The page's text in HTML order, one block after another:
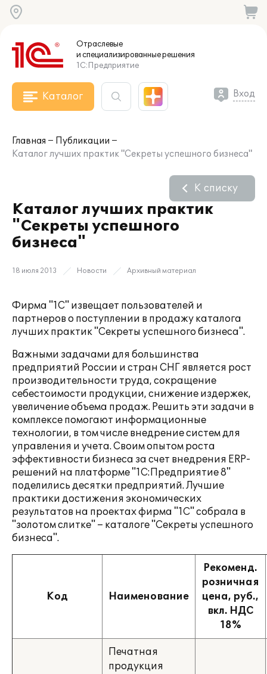
Отраслевые
и специализированныерешения
1С:Предприятие
Каталог Вход
Главная
Публикации
Каталог лучших практик "Секреты успешного бизнеса"
Каталог лучших практик
"Секреты успешного
бизнеса"
К списку
18 июля 2013 Новости Архивный материал
Фирма "1С" извещает пользователей и
партнеров о поступлении в продажу каталога
лучших практик "Секреты успешного бизнеса".
Важными задачами для большинства
предприятий России и стран СНГ является рост
производительности труда, сокращение
себестоимости продукции, снижение издержек,
увеличение объема продаж. Решить эти задачи в
комплексе помогают информационные
технологии, в том числе внедрение систем для
управления и учета. Своим опытом роста
эффективности бизнеса за счет внедрения ERP-
решений на платформе "1С:Предприятие 8"
поделились десятки предприятий. Лучшие
практики достижения экономических
результатов на проектах фирма "1С" собрала в
"золотом слитке" – каталоге "Секреты успешного
бизнеса".
Код Наименование
Рекоменд.
розничная
цена, руб.,
вкл. НДС
18%
Печатная
продукция